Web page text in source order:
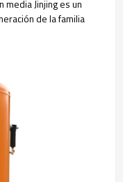
Jinjing es un
de la familia